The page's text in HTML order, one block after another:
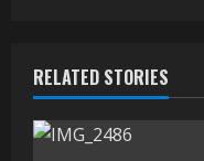
RELATED STORIES